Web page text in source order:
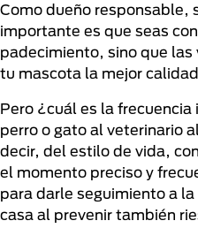
Como dueño responsable,
importante es que seas
padecimiento, sino que
tu mascota la mejor
Pero ¿cuál es la
perro o gato al veterinario
decir, del estilo de vida,
el momento preciso y
para darle seguimiento a
casa al prevenir también